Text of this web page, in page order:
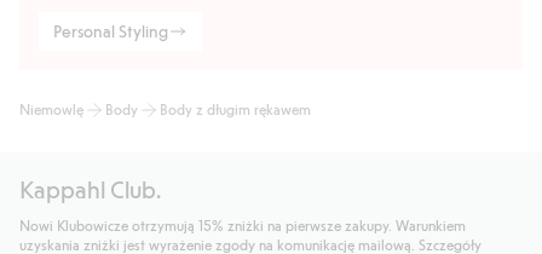
Personal Styling
Niemowlę Body Body z długim rękawem
Kappahl Club.
Nowi Klubowicze otrzymują 15% zniżki na pierwsze zakupy. Warunkiem
uzyskania zniżki jest wyrażenie zgody na komunikację mailową. Szczegóły